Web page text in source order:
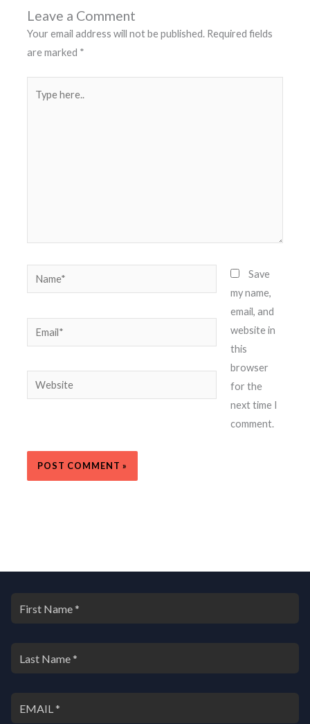
Leave a Comment
Your email address will not be published. Required fields
are marked *
here..
Name*
Email*
Website
Save
my name,
email, and
website in
this
browser
for the
next time I
comment.